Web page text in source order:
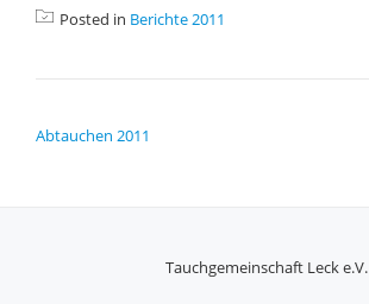
Posted in Berichte 2011
Abtauchen 2011
Tauchgemeinschaft Leck e.V.